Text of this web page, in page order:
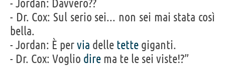
Segno zodiacale Gemelli
FILM/SERIE TV DI CHRISTA MILLER
- Jordan: Davvero??
- Dr. Cox: Sul serio sei... non sei mai stata così
bella.
- Jordan: È pervia delle tette giganti.
- Dr. Cox: Voglio dire ma te le sei viste!?”